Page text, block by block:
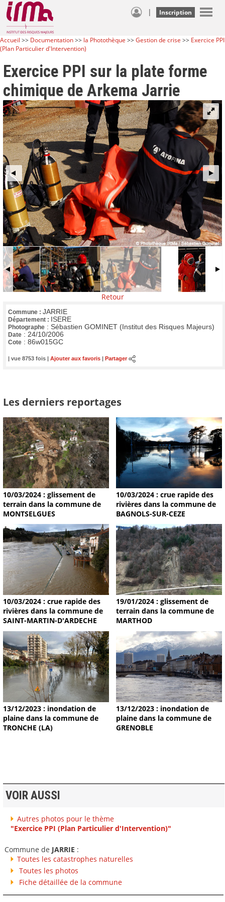
| Inscription
Accueil >> Documentation>> la Photothèque >>Gestion de crise >> Exercice PPI
(Plan Particulier d'Intervention)
Exercice PPI sur la plate forme
chimique de Arkema Jarrie
Retour
Commune : JARRIE
Département : ISERE
Photographe : Sébastien GOMINET (Institut des Risques Majeurs)
Date : 24/10/2006
Cote : 86w015GC
| vue 8753 fois | Ajouter aux favoris Partager
Les derniers reportages
10/03/2024 : glissement de
terrain dans la commune de
MONTSELGUES
10/03/2024 : crue rapide des
rivières dans la commune de
BAGNOLS-SUR-CEZE
10/03/2024 : crue rapide des
rivières dans la commune de
SAINT-MARTIN-D'ARDECHE
19/01/2024 : glissement de
terrain dans la commune de
MARTHOD
13/12/2023 : inondation de
plaine dans la commune de
TRONCHE (LA)
13/12/2023 : inondation de
plaine dans la commune de
GRENOBLE
VOIR AUSSI
Autres photos pour le thème
"Exercice PPI (Plan Particulier d'Intervention)"
Commune de JARRIE :
Toutes les catastrophes naturelles
Toutes les photos
Fiche détaillée de la commune